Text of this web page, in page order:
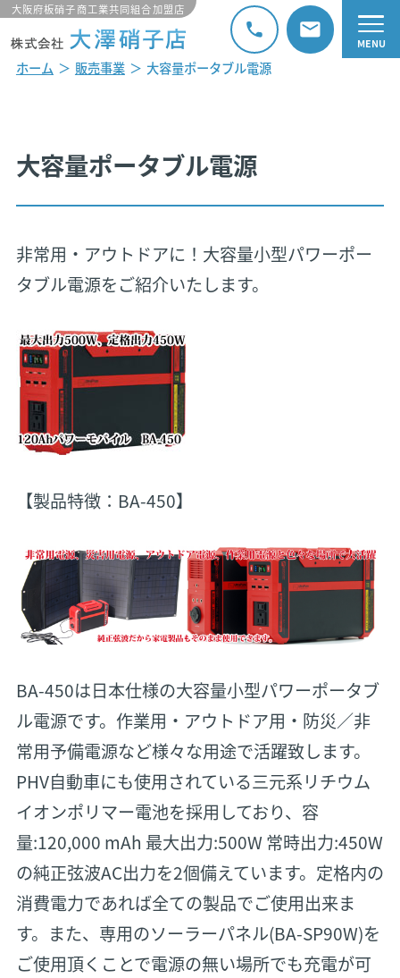
大阪府板硝子商工業共同組合加盟店
ホーム 販売事業 大容量ポータブル電源
大容量ポータブル電源
非常用・アウトドアに！大容量小型パワーポー
タブル電源をご紹介いたします。
【製品特徴：BA-450】
BA-450は日本仕様の大容量小型パワーポータブ
ル電源です。作業用・アウトドア用・防災／非
常用予備電源など様々な用途で活躍致します。
PHV自動車にも使用されている三元系リチウム
イオンポリマー電池を採用しており、容
量:120,000 mAh 最大出力:500W 常時出力:450W
の純正弦波AC出力を2個備えています。定格内の
消費電力であれば全ての製品でご使用出来ま
す。また、専用のソーラーパネル(BA-SP90W)を
ご使用頂くことで電源の無い場所でも充電が可